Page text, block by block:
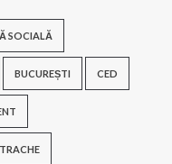
SOCIALĂ
BUCUREȘTI CED